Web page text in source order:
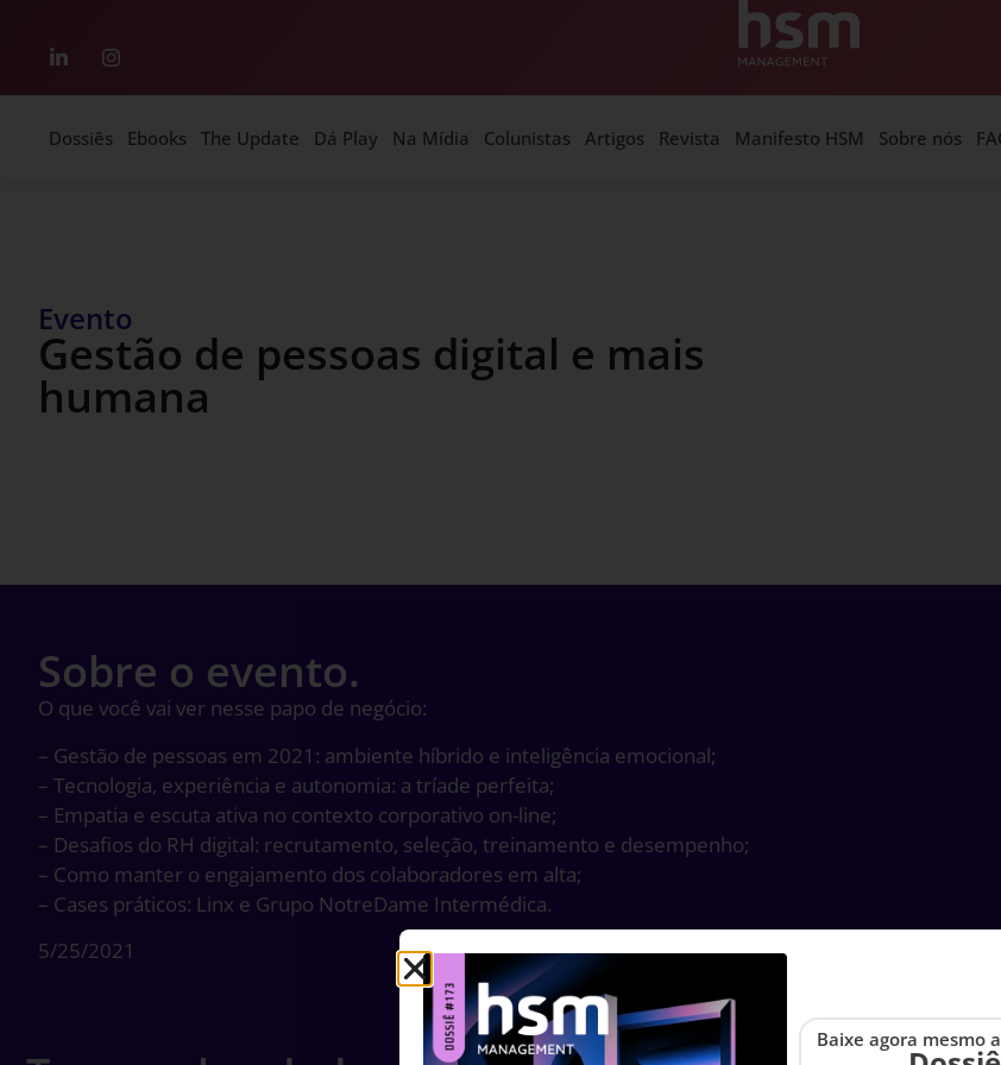
Dossiês Ebooks The Update Dá Play Na Mídia Colunistas Artigos Revista Manifesto HSM Sobre nós
Evento
Gestão de pessoas digital e mais
humana
Sobre o evento.
O que você vai ver nesse papo de negócio:
– Gestão de pessoas em 2021: ambiente híbrido e inteligência emocional;
– Tecnologia, experiência e autonomia: a tríade perfeita;
– Empatia e escuta ativa no contexto corporativo on-line;
– Desafios do RH digital: recrutamento, seleção, treinamento e desempenho;
– Como manter o engajamento dos colaboradores em alta;
– Cases práticos: Linx e Grupo NotreDame Intermédica.
5/25/2021
Baixe agora mesmo